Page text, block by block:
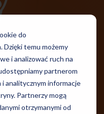
do
Dzięki temu możemy
i analizować ruch na
partnerom
i analitycznym informacje
Partnerzy mogą
otrzymanymi od